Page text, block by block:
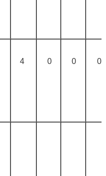
4 0 0 0